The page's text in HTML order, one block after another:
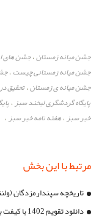
جشن میانه زمستان،جشن های
جشن میانه زمستانی چيست ،
جشن میانه ی زمستان،تحقیق
پایگاه گردشگری لبخند سبز،
خبر سبز،هفته نامه خبر سبز،
مرتبط با این بخش
تاریخچه سپندارمزدگان
دانلود تقویم 1402 با کیفت بالا